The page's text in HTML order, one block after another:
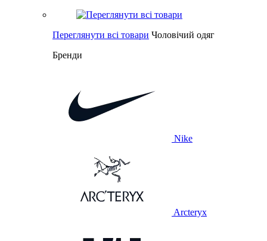
Переглянути всі товари Чоловічий одяг
Бренди
Nike
Arcteryx